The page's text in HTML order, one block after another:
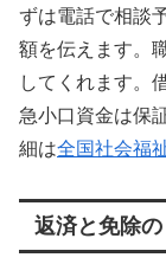
ずは電話で相談
額を伝えます。
してくれます。
急小口資金は保
細は全国社会福
返済と免除